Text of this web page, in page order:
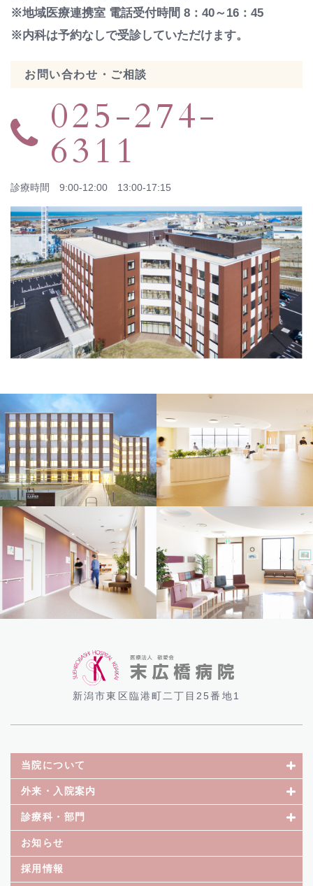
※地域医療連携室 電話受付時間 8：40～16：45
※内科は予約なしで受診していただけます。
お問い合わせ・ご相談
025-274-
6311
診療時間 9:00-12:00 13:00-17:15
新潟市東区臨港町二丁目25番地1
当院について
外来・入院案内
診療科・部門
お知らせ
採用情報